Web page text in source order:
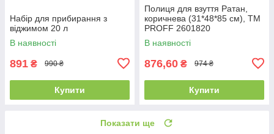
Набір для прибирання з
віджимом 20 л
В наявності
891 ₴ 990 ₴
Купити
Полиця для взуття Ратан,
коричнева (31*48*85 см), ТМ
PROFF 2601820
В наявності
876,60 ₴ 974 ₴
Купити
Показати ще